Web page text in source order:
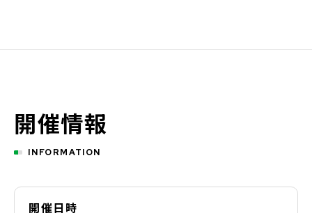
開催情報
INFORMATION
開催日時